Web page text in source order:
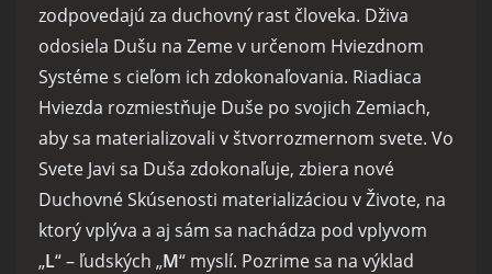
zodpovedajú za duchovný rast človeka. Dživa
odosiela Dušu na Zeme v určenom Hviezdnom
Systéme s cieľom ich zdokonaľovania. Riadiaca
Hviezda rozmiestňuje Duše po svojich Zemiach,
aby sa materializovali v štvorrozmernom svete. Vo
Svete Javi sa Duša zdokonaľuje, zbiera nové
Duchovné Skúsenosti materializáciou v Živote, na
ktorý vplýva a aj sám sa nachádza pod vplyvom
„L“ – ľudských „M“ myslí. Pozrime sa na výklad